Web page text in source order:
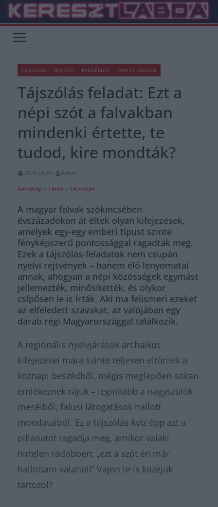
Skip
content
TÁJSZÓLÁS FEJTÖRŐ KVÍZKÉRDÉS NAPI FELADATOK
Tájszólás feladat: Ezt a
népi szót a falvakban
mindenki értette, te
tudod, kire mondták?
2026.06.03.
Adam
Kezdőlap » Téma » Tájszólás
A magyar falvak szókincsében
évszázadokon át éltek olyan kifejezések,
amelyek egy-egy emberi típust szinte
fényképszerű pontossággal ragadtak meg.
Ezek a tájszólás-feladatok nem csupán
nyelvi rejtvények – hanem élő lenyomatai
annak, ahogyan a népi közösségek egymást
jellemezték, minősítették, és olykor
csípősen le is írták. Aki ma felismeri ezeket
az elfeledett szavakat, az valójában egy
darab régi Magyarországgal találkozik.
A regionális nyelvjárások archaikus
kifejezései mára szinte teljesen eltűntek a
köznapi beszédből, mégis meglepően sokan
emlékeznek rájuk – leginkább a nagyszülők
meséiből, falusi látogatások hallott
mondataiból. Ez a tájszólás kvíz épp azt a
pillanatot ragadja meg, amikor valaki
hirtelen rádöbben: „ezt a szót én már
hallottam valahol!” Vajon te is közéjük
tartozol?